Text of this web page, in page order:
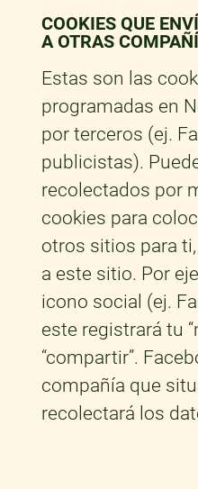
COOKIES QUE
A OTRAS
Estas son las
programadas en
por terceros (ej.
publicistas).
recolectados por
cookies para
otros sitios para
a este sitio. Por
icono social (ej.
este registrará tu
“compartir”.
compañía que
recolectará los